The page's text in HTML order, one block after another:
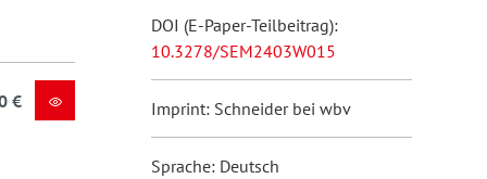
€
DOI (E-Paper-Teilbeitrag):
10.3278/SEM2403W015
Imprint: Schneider bei wbv
Sprache: Deutsch